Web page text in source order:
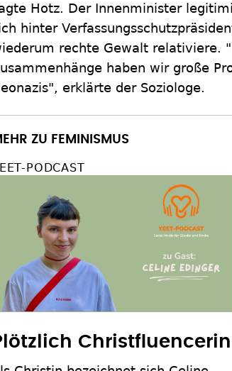
Hotz. Der Innenminister
hinter
rechte Gewalt relativiere.
haben wir große
erklärte der Soziologe.
ZU FEMINISMUS
PODCAST
Christfluencerin